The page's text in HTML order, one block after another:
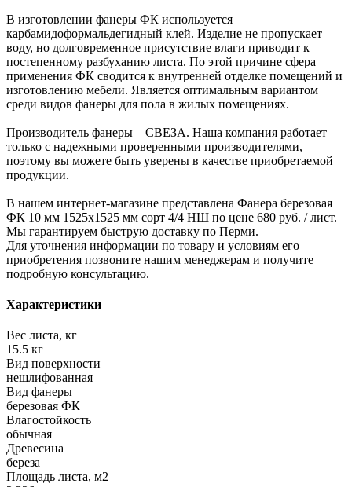
В изготовлении фанеры ФК используется
карбамидоформальдегидный клей. Изделие не пропускает
воду, но долговременное присутствие влаги приводит к
постепенному разбуханию листа. По этой причине сфера
применения ФК сводится к внутренней отделке помещений и
изготовлению мебели. Является оптимальным вариантом
среди видов фанеры для пола в жилых помещениях.
Производитель фанеры – СВЕЗА. Наша компания работает
только с надежными проверенными производителями,
поэтому вы можете быть уверены в качестве приобретаемой
продукции.
В нашем интернет-магазине представлена Фанера березовая
ФК 10 мм 1525x1525 мм сорт 4/4 НШ по цене 680 руб. / лист.
Мы гарантируем быструю доставку по Перми.
Для уточнения информации по товару и условиям его
приобретения позвоните нашим менеджерам и получите
подробную консультацию.
Характеристики
Вес листа, кг
15.5 кг
Вид поверхности
нешлифованная
Вид фанеры
березовая ФК
Влагостойкость
обычная
Древесина
береза
Площадь листа, м2